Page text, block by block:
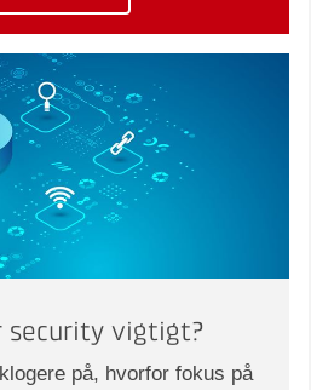
security vigtigt?
på, hvorfor fokus på